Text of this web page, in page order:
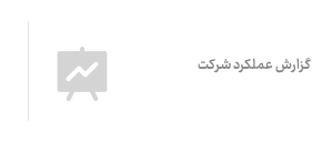
گزارش عملکرد شرکت